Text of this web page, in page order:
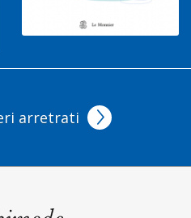
arretrati